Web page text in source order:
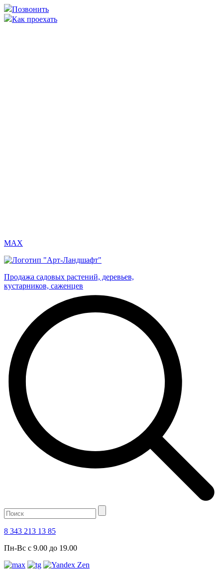
Позвонить
Как проехать
MAX
Продажа садовых растений, деревьев,
кустарников, саженцев
8 343 213 13 85
Пн-Вс с 9.00 до 19.00